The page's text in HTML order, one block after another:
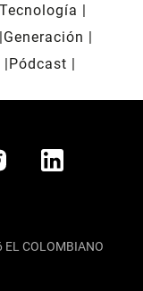
Tecnología
Generación
Pódcast
COLOMBIANO